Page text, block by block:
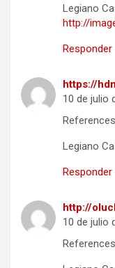
Legiano
http://
Responder
https://
10 de julio
Legiano
Responder
http://
10 de julio